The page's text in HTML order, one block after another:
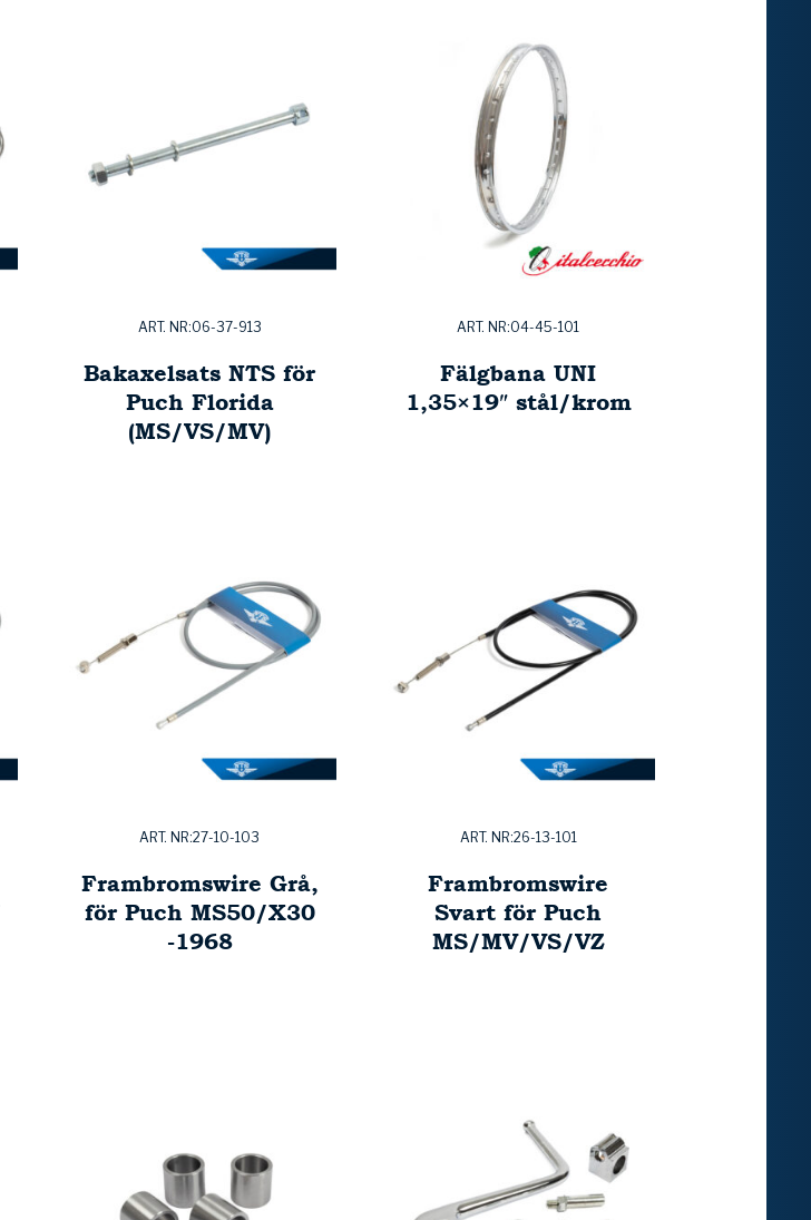
ART. NR:06-37-913
Bakaxelsats NTS för
Puch Florida
(MS/VS/MV)
ART. NR:04-45-101
Fälgbana UNI
1,35×19″ stål/krom
ART. NR:27-10-103
Frambromswire Grå,
för Puch MS50/X30
-1968
ART. NR:26-13-101
Frambromswire
Svart för Puch
MS/MV/VS/VZ